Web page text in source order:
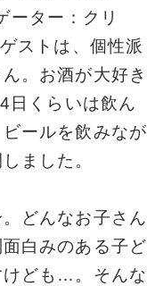
ター：クリ
ストは、個性派
。お酒が大好き
日くらいは飲ん
ールを飲みなが
ました。
どんなお子さん
白みのある子ど
けども…。そんな